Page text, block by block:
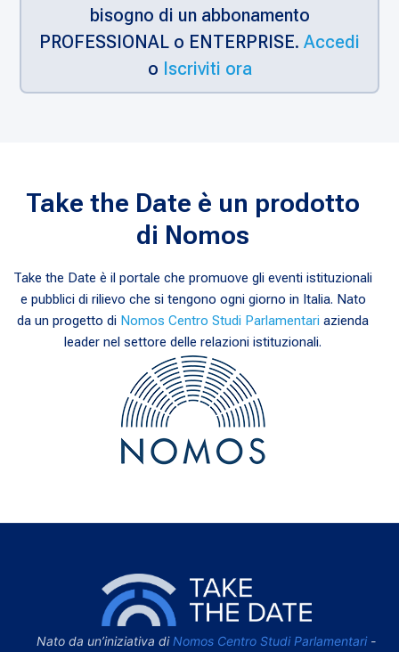
bisogno di un abbonamento
PROFESSIONAL o ENTERPRISE. Accedi
o Iscriviti ora
Take the Date è un prodotto
di Nomos
Take the Date è il portale che promuove gli eventi istituzionali
e pubblici di rilievo che si tengono ogni giorno in Italia. Nato
da un progetto di Nomos Centro Studi Parlamentari azienda
leader nel settore delle relazioni istituzionali.
Nato da un’iniziativa di Nomos Centro Studi Parlamentari-